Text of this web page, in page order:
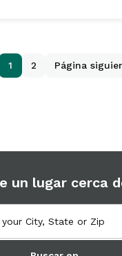
1 2 Página
un lugar cerca